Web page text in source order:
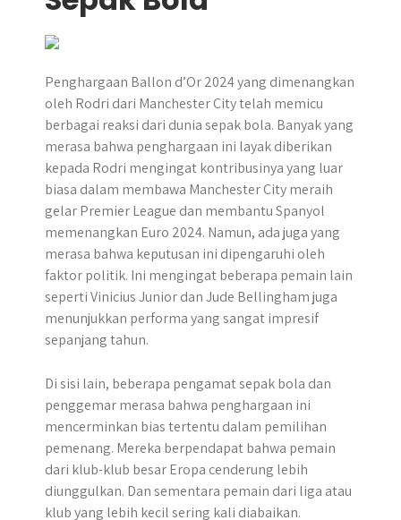
Penghargaan Ballon d’Or 2024 yang dimenangkan
oleh Rodri dari Manchester City telah memicu
berbagai reaksi dari dunia sepak bola. Banyak yang
merasa bahwa penghargaan ini layak diberikan
kepada Rodri mengingat kontribusinya yang luar
biasa dalam membawa Manchester City meraih
gelar Premier League dan membantu Spanyol
memenangkan Euro 2024. Namun, ada juga yang
merasa bahwa keputusan ini dipengaruhi oleh
faktor politik. Ini mengingat beberapa pemain lain
seperti Vinicius Junior dan Jude Bellingham juga
menunjukkan performa yang sangat impresif
sepanjang tahun.
Di sisi lain, beberapa pengamat sepak bola dan
penggemar merasa bahwa penghargaan ini
mencerminkan bias tertentu dalam pemilihan
pemenang. Mereka berpendapat bahwa pemain
dari klub-klub besar Eropa cenderung lebih
diunggulkan. Dan sementara pemain dari liga atau
klub yang lebih kecil sering kali diabaikan.